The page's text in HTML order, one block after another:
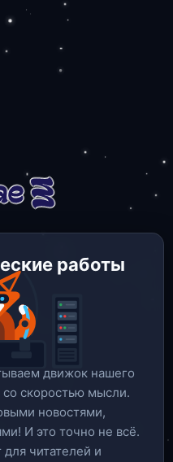
работы
движок нашего
со скоростью мысли.
новостями,
И это точно не всё.
читателей и